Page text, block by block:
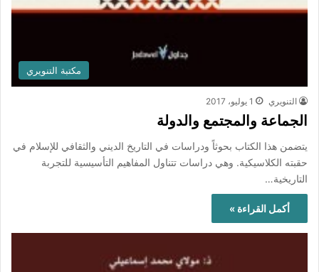
مكتبة التنويري
التنويري 1 يوليو، 2017
الجماعة والمجتمع والدولة
يتضمن هذا الكتاب بحوثاً ودراسات في التاريخ الديني والثقافي للإسلام في
حقبته الكلاسيكية. وهي دراسات تتناول المفاهيم التأسيسية للتجربة
التاريخية…
أكمل القراءة »